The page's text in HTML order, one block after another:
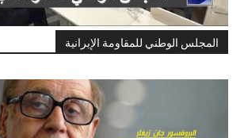
المجلس الوطني للمقاومة الإيرانية